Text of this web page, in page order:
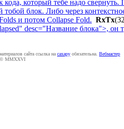
который тебе надо
тобой блок. Либо через
и потом Collapse Fold. RxTx
desc="Название блока">, он
сайта ссылка на caxapу обязательна. Вебмастер
MMXXVI